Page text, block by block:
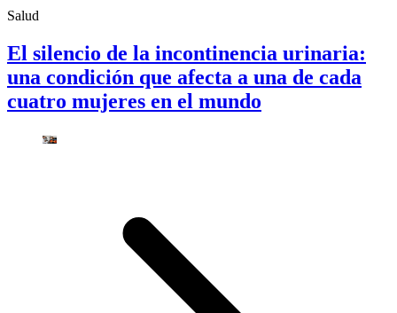
Salud
El silencio de la incontinencia urinaria:
una condición que afecta a una de cada
cuatro mujeres en el mundo